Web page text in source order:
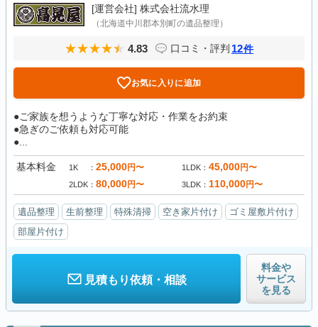
[運営会社] 株式会社流水理
（北海道中川郡本別町の遺品整理）
4.83 口コミ・評判 12件
お気に入りに追加
●ご家族を想うような丁寧な対応・作業をお約束
●急ぎのご依頼も対応可能
●...
基本料金 1K 25,000円〜 1LDK 45,000円〜
2LDK 80,000円〜 3LDK 110,000円〜
遺品整理 生前整理 特殊清掃 空き家片付け
ゴミ屋敷片付け
部屋片付け
見積もり依頼・相談
料金や
サービス
を見る